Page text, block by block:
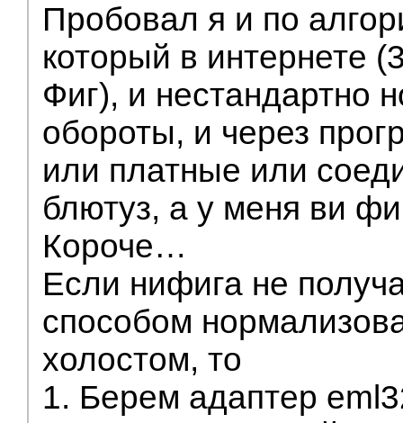
Пробовал я и по
который в интернете
Фиг), и нестандартно
обороты, и через
или платные или
блютуз, а у меня ви
Короче…
Если нифига не
способом
холостом, то
1. Берем адаптер